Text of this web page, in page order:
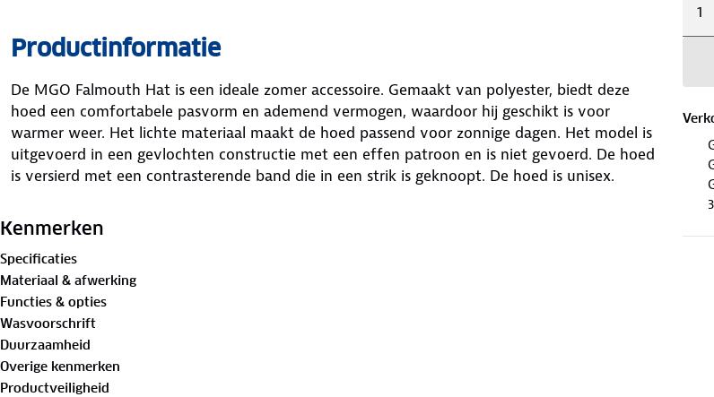
Productinformatie
De MGO Falmouth Hat is een ideale zomer accessoire. Gemaakt van polyester, biedt deze
hoed een comfortabele pasvorm en ademend vermogen, waardoor hij geschikt is voor
warmer weer. Het lichte materiaal maakt de hoed passend voor zonnige dagen. Het model is
uitgevoerd in een gevlochten constructie met een effen patroon en is niet gevoerd. De hoed
is versierd met een contrasterende band die in een strik is geknoopt. De hoed is unisex.
Kenmerken
Specificaties
Materiaal & afwerking
Functies & opties
Wasvoorschrift
Duurzaamheid
Overige kenmerken
Productveiligheid